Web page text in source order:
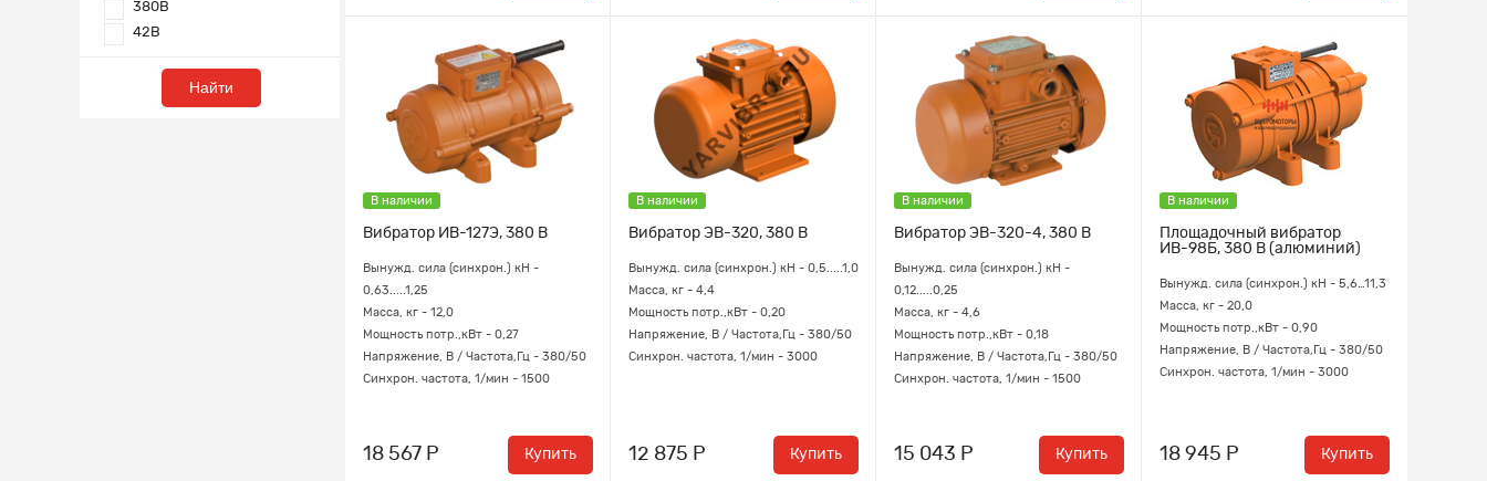
380В
42В
Найти
В наличии
Вибратор ИВ-127Э, 380 В
Вынужд. сила (синхрон.) кН -
0,63.....1,25
Масса, кг - 12,0
Мощность потр.,кВт - 0,27
Напряжение, В / Частота,Гц - 380/50
Синхрон. частота, 1/мин - 1500
18 567 Р Купить
В наличии
Вибратор ЭВ-320, 380 В
Вынужд. сила (синхрон.) кН - 0,5.....1,0
Масса, кг - 4,4
Мощность потр.,кВт - 0,20
Напряжение, В / Частота,Гц - 380/50
Синхрон. частота, 1/мин - 3000
12 875 Р Купить
В наличии
Вибратор ЭВ-320-4, 380 В
Вынужд. сила (синхрон.) кН -
0,12.....0,25
Масса, кг - 4,6
Мощность потр.,кВт - 0,18
Напряжение, В / Частота,Гц - 380/50
Синхрон. частота, 1/мин - 1500
15 043 Р Купить
В наличии
Площадочный вибратор
ИВ-98Б, 380 В (алюминий)
Вынужд. сила (синхрон.) кН - 5,6…11,3
Масса, кг - 20,0
Мощность потр.,кВт - 0,90
Напряжение, В / Частота,Гц - 380/50
Синхрон. частота, 1/мин - 3000
18 945 Р Купить